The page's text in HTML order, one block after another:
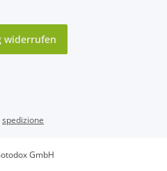
widerrufen
spedizione
GmbH